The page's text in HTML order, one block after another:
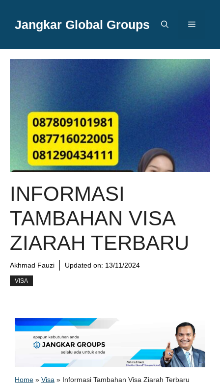
Jangkar Global Groups Menu
INFORMASI
TAMBAHAN VISA
ZIARAH TERBARU
Akhmad Fauzi Updated on: 13/11/2024
VISA
Home » Visa » Informasi Tambahan Visa Ziarah Terbaru